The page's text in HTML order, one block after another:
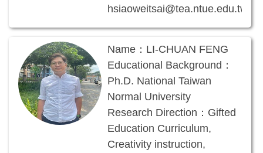
hsiaoweitsai@tea.ntue.edu.tw
Name： LI-CHUAN FENG
Educational Background：
Ph.D. National Taiwan
Normal University
Research Direction： Gifted
Education Curriculum,
Creativity instruction,